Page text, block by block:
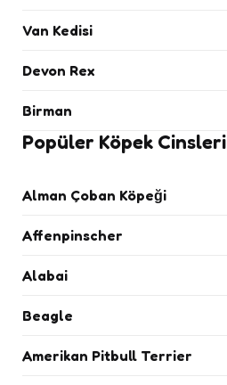
Van Kedisi
Devon Rex
Birman
Popüler Köpek Cinsleri
Alman Çoban Köpeği
Affenpinscher
Alabai
Beagle
Amerikan Pitbull Terrier